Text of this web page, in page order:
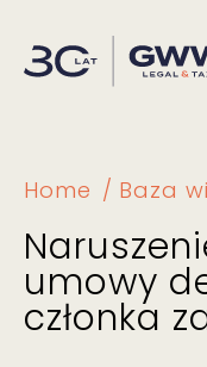
Home Baza
umowy
członka